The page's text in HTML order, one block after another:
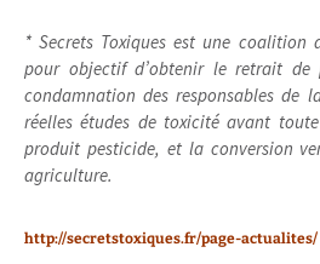
* Secrets Toxiques est une coalition
pour objectif d’obtenir le retrait
condamnation des responsables de
réelles études de toxicité avant
produit pesticide, et la conversion
agriculture.
http://secretstoxiques.fr/page-actualites/